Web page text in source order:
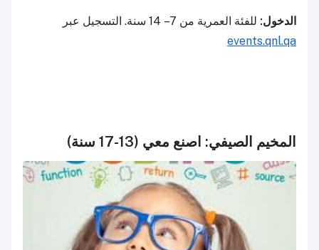
الدخول: للفئة العمرية من 7 – 14 سنة. التسجيل عبر
events.qnl.qa
المخيم الصيفي: اصنع معي (13-17 سنة)